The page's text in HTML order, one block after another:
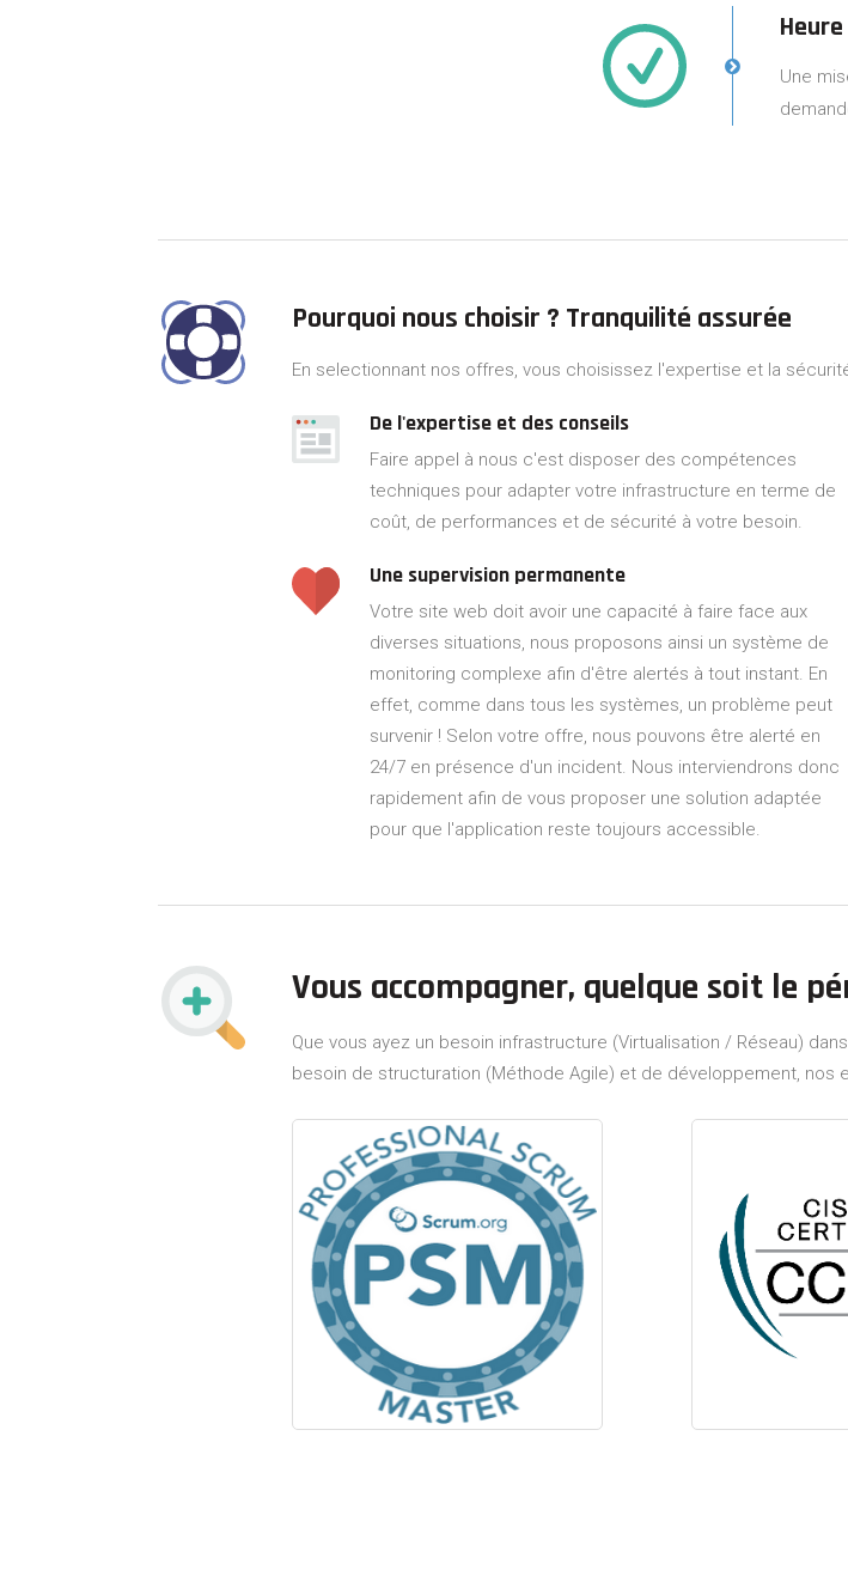
Une
Pourquoi nous choisir ? Tranquilité assurée
En selectionnant nos offres, vous choisissez l'expertise et la
De l'expertise et des conseils
Faire appel à nous c'est disposer des compétences
techniques pour adapter votre infrastructure en terme de
coût, de performances et de sécurité à votre besoin.
Une supervision permanente
Votre site web doit avoir une capacité à faire face aux
diverses situations, nous proposons ainsi un système de
monitoring complexe afin d'être alertés à tout instant. En
effet, comme dans tous les systèmes, un problème peut
survenir ! Selon votre offre, nous pouvons être alerté en
24/7 en présence d'un incident. Nous interviendrons donc
rapidement afin de vous proposer une solution adaptée
pour que l'application reste toujours accessible.
Vous accompagner, quelque soit le
Que vous ayez un besoin infrastructure (Virtualisation / Réseau)
besoin de structuration (Méthode Agile) et de développement, nos